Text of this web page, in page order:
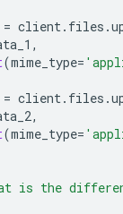
= client. files .
,
(mime_type=
= client. files .
,
(mime_type=
is the